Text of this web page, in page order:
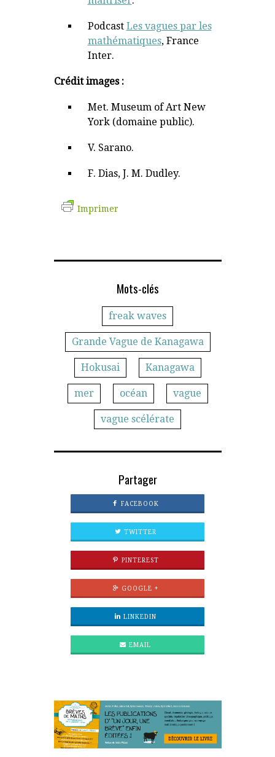
Podcast Les vagues par les
mathématiques, France
Inter.
Crédit images :
Met. Museum of Art New
York (domaine public).
V. Sarano.
F. Dias, J. M. Dudley.
Imprimer
Mots-clés
freak waves
Grande Vague de Kanagawa
Hokusai Kanagawa
mer océan vague
vague scélérate
Partager
FACEBOOK
TWITTER
PINTEREST
GOOGLE +
LINKEDIN
EMAIL